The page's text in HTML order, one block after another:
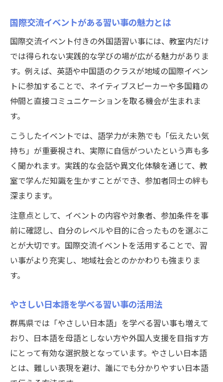
国際交流イベントがある習い事の魅力とは
国際交流イベント付きの外国語習い事には、教室内だけ
では得られない実践的な学びの場が広がる魅力がありま
す。例えば、英語や中国語のクラスが地域の国際イベン
トに参加することで、ネイティブスピーカーや多国籍の
仲間と直接コミュニケーションを取る機会が生まれま
す。
こうしたイベントでは、語学力が未熟でも「伝えたい気
持ち」が重要視され、実際に自信がついたという声も多
く聞かれます。実践的な会話や異文化体験を通じて、教
室で学んだ知識を生かすことができ、参加者同士の絆も
深まります。
注意点として、イベントの内容や対象者、参加条件を事
前に確認し、自分のレベルや目的に合ったものを選ぶこ
とが大切です。国際交流イベントを活用することで、習
い事がより充実し、地域社会とのかかわりも強まりま
す。
やさしい日本語を学べる習い事の活用法
群馬県では「やさしい日本語」を学べる習い事も増えて
おり、日本語を母語としない方や外国人支援を目指す方
にとって有効な選択肢となっています。やさしい日本語
とは、難しい表現を避け、誰にでも分かりやすい日本語